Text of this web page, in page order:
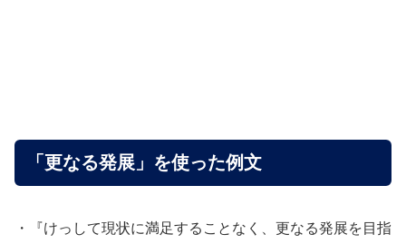
「更なる発展」を使った例文
・『けっして現状に満足することなく、更なる発展を目指